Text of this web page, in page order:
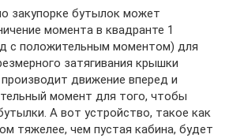
закупорке бутылок может
момента в квадранте 1
с положительным моментом) для
затягивания крышки
движение вперед и
момент для того, чтобы
А вот устройство, такое как
тяжелее, чем пустая кабина, будет